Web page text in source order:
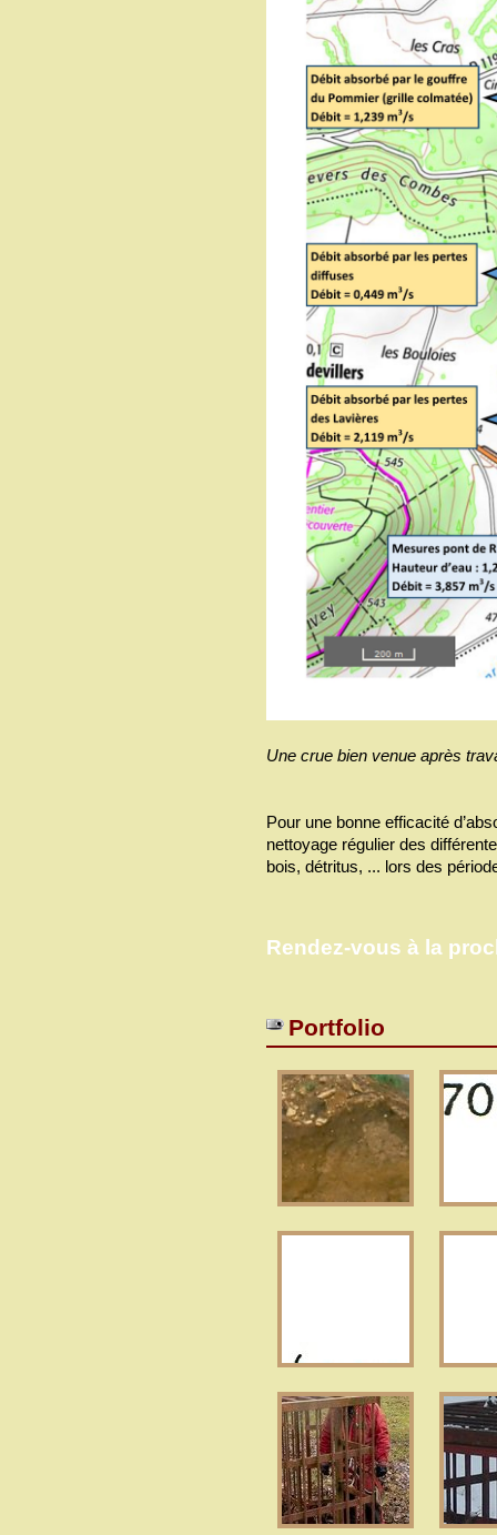
Une crue bien venue après
Pour une bonne efficacité
nettoyage régulier des
bois, détritus, ... lors des
Rendez-vous à la
Portfolio